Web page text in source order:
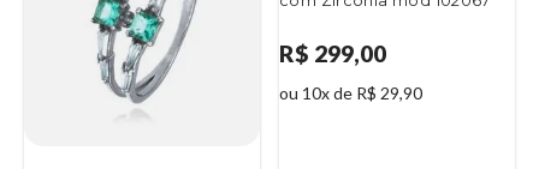
R$ 299,00
ou 10x de R$ 29,90